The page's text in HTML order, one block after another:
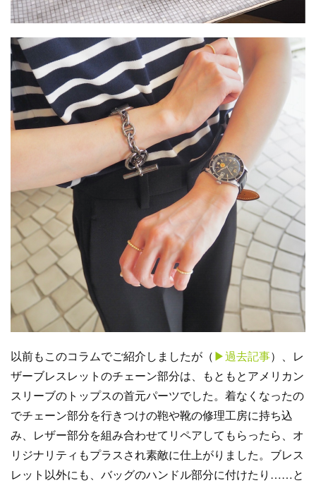
以前もこのコラムでご紹介しましたが（▶︎過去記事）、レ
ザーブレスレットのチェーン部分は、もともとアメリカン
スリーブのトップスの首元パーツでした。着なくなったの
でチェーン部分を行きつけの鞄や靴の修理工房に持ち込
み、レザー部分を組み合わせてリペアしてもらったら、オ
リジナリティもプラスされ素敵に仕上がりました。ブレス
レット以外にも、バッグのハンドル部分に付けたり……と